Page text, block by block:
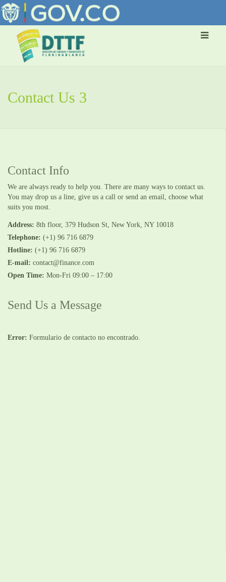
Contact Us 3
Contact Info
We are always ready to help you. There are many ways to contact us.
You may drop us a line, give us a call or send an email, choose what
suits you most.
Address: 8th floor, 379 Hudson St, New York, NY 10018
Telephone: (+1) 96 716 6879
Hotline: (+1) 96 716 6879
E-mail: contact@finance.com
Open Time: Mon-Fri 09:00 – 17:00
Send Us a Message
Error: Formulario de contacto no encontrado.